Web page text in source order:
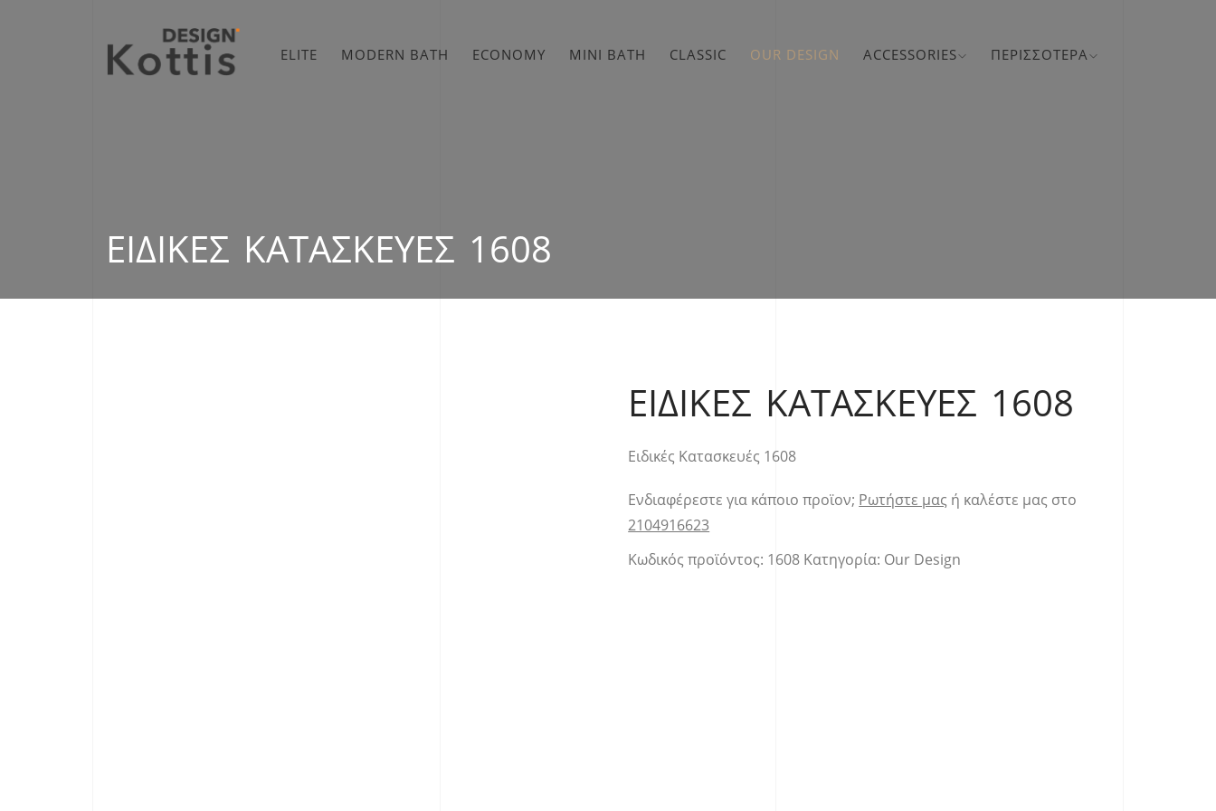
ELITE MODERN BATH ECONOMY MINI BATH CLASSIC OUR DESIGN ACCESSORIES ΠΕΡΙΣΣΌΤΕΡΑ
ΕΙΔΙΚΈΣ ΚΑΤΑΣΚΕΥΈΣ 1608
ΕΙΔΙΚΈΣ ΚΑΤΑΣΚΕΥΈΣ 1608
Ειδικές Κατασκευές 1608
Ενδιαφέρεστε για κάποιο προϊον; Ρωτήστε μας ή καλέστε μας στο
2104916623
Κωδικός προϊόντος: 1608 Κατηγορία: Our Design